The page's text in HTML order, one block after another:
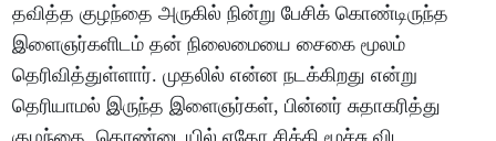
தவித்த குழந்தை அருகில் நின்று பேசிக் கொண்டிருந்த
இளைஞர்களிடம் தன் நிலைமையை சைகை மூலம்
தெரிவித்துள்ளார். முதலில் என்ன நடக்கிறது என்று
தெரியாமல் இருந்த இளைஞர்கள், பின்னர் சுதாகரித்து
குழந்தை தொண்டையில் ஏதோ சிக்கி மூச்சு விட